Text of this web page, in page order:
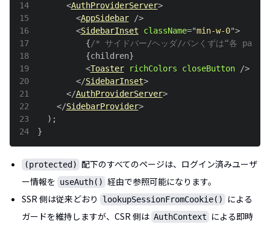
14
<AuthProviderServer>
15
<AppSidebar />
16
<SidebarInset className="min-w-0">
17
{/* サイドバー/ヘッダ/パンくずは“各
18
{children}
19
<Toaster richColors closeButton />
20
</SidebarInset>
21
</AuthProviderServer>
22
</SidebarProvider>
23
) ;
24
}
(protected) 配下のすべてのページは、ログイン済みユーザ
ー情報を useAuth() 経由で参照可能になります。
SSR 側は従来どおり
lookupSessionFromCookie()
による
ガードを維持しますが、CSR 側は AuthContext
による即時